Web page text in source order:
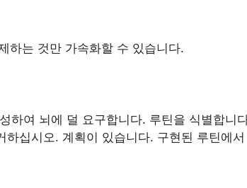
하는 것만 가속화할 수 있습니다.
하여 뇌에 덜 요구합니다. 루틴을 식별합니
십시오. 계획이 있습니다. 구현된 루틴에